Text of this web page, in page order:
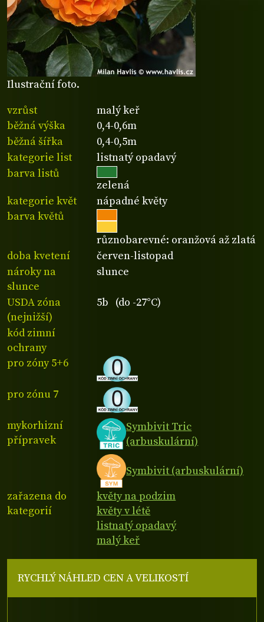
Ilustrační foto.
vzrůst
malý keř
běžná výška
0,4-0,6m
běžná šířka
0,4-0,5m
kategorie list
listnatý opadavý
barva listů
zelená
kategorie květ
nápadné květy
barva květů
různobarevné: oranžová až zlatá
doba kvetení
červen-listopad
nároky na
slunce
slunce
USDA zóna
(nejnižší)
5b (do -27°C)
kód zimní
ochrany
pro zóny 5+6
pro zónu 7
mykorhizní
přípravek
Symbivit Tric
(arbuskulární)
Symbivit (arbuskulární)
zařazena do
kategorií
květy na podzim
květy v létě
listnatý opadavý
malý keř
RYCHLÝ NÁHLED CEN A VELIKOSTÍ